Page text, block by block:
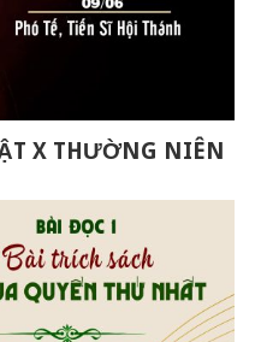
X THƯỜNG NIÊN